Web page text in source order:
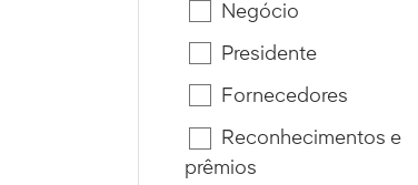
Negócio
Presidente
Fornecedores
Reconhecimentos e
prêmios